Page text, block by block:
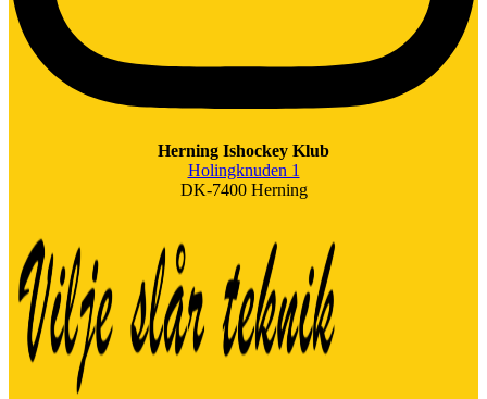
Herning Ishockey Klub
Holingknuden 1
DK-7400 Herning